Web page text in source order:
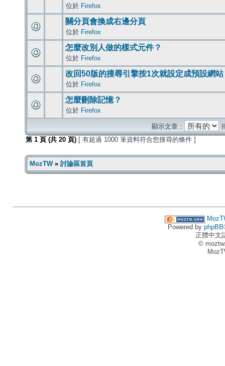
位於 Firefox
關分頁會換成右邊分頁
位於 Firefox
怎麼改別人做的樣式元件？
位於 Firefox
改回50版的搜尋引擎按1次就設定成預設網站
位於 Firefox
怎麼刪除記憶？
位於 Firefox
顯示文章 :
第 1 頁 (共 20 頁) [ 有超過 1000 筆資料符合您搜尋的條件 ]
MozTW» 討論區首頁
Powered by phpBB
正體中文
©